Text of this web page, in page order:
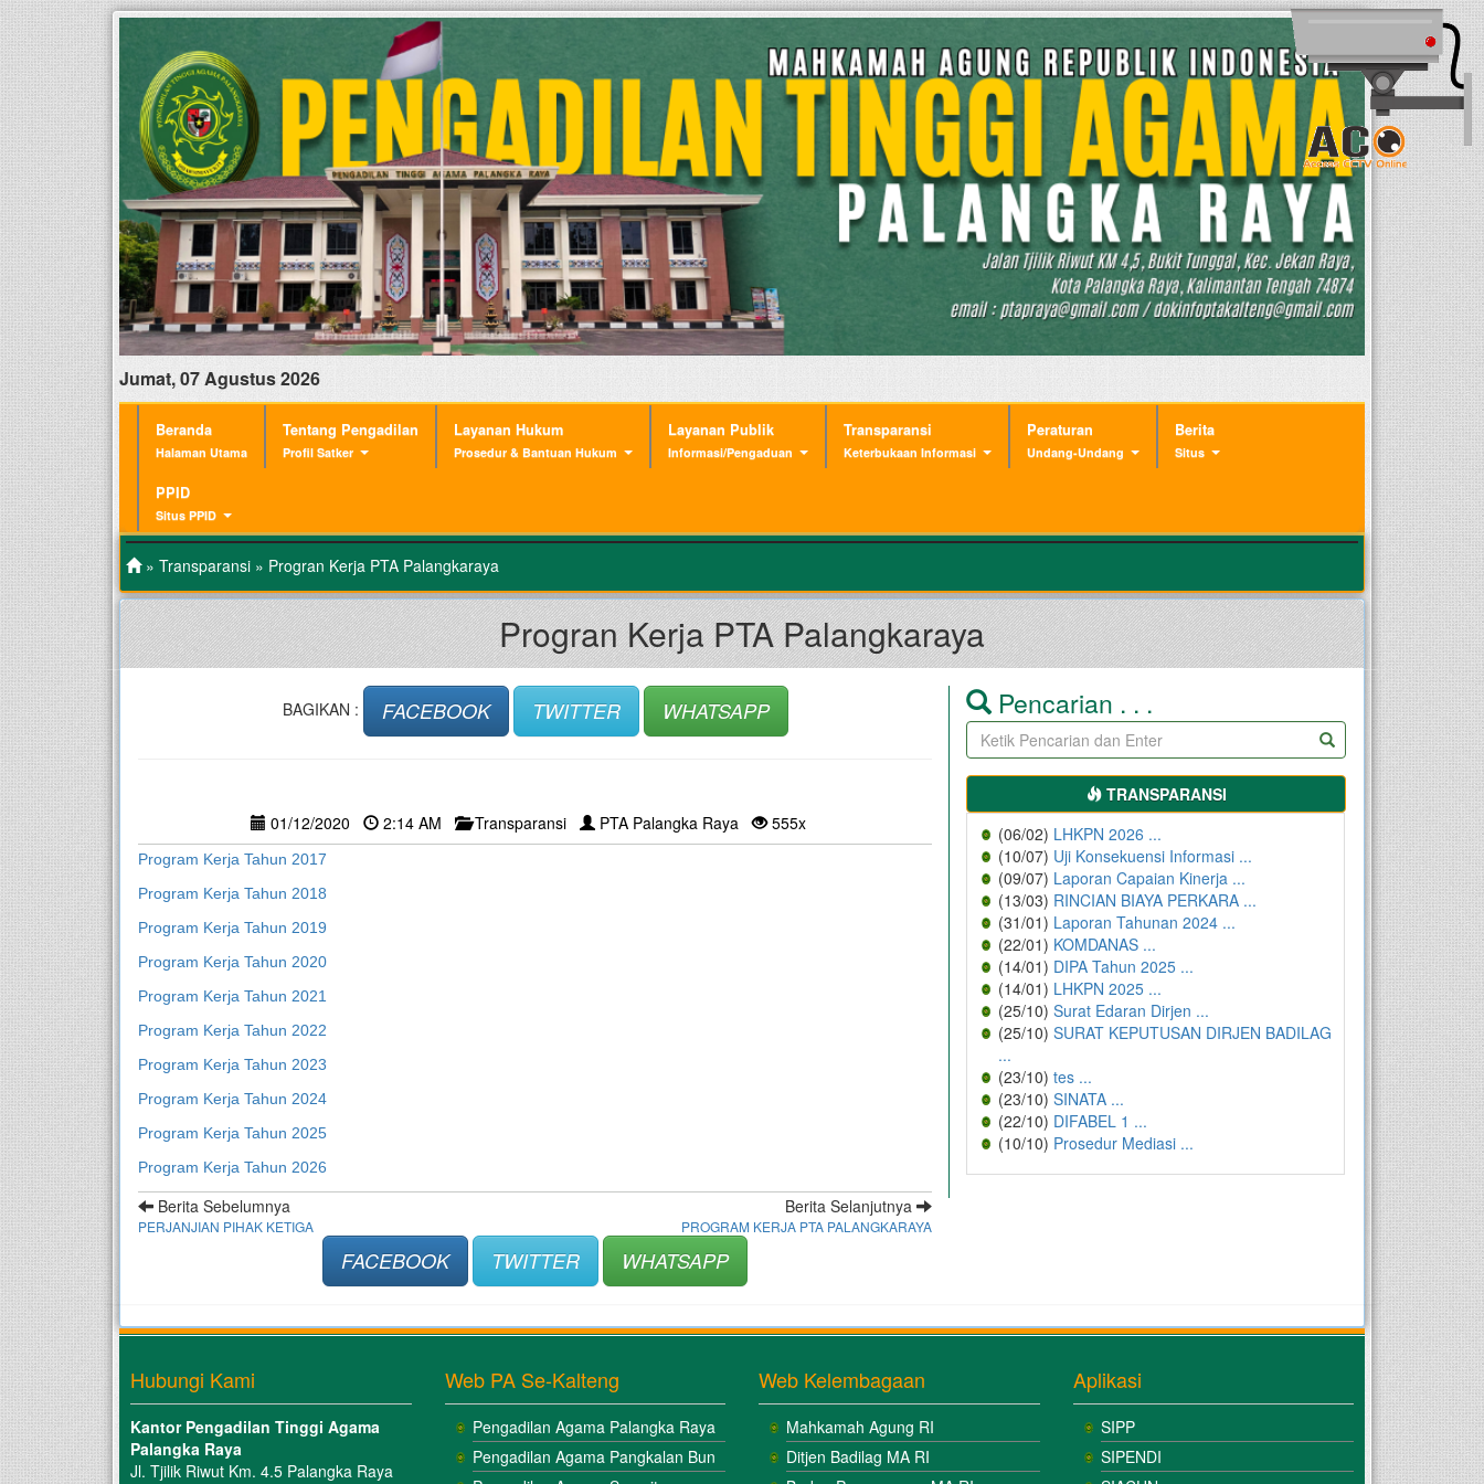
Jumat, 07 Agustus 2026
Beranda
Halaman Utama
Tentang Pengadilan
Profil Satker
Layanan Hukum
Prosedur & Bantuan Hukum
Layanan Publik
Informasi/Pengaduan
Transparansi
Keterbukaan Informasi
Peraturan
Undang-Undang
Berita
Situs
PPID
Situs PPID
» Transparansi » Progran Kerja PTA Palangkaraya
Progran Kerja PTA Palangkaraya
BAGIKAN : FACEBOOK TWITTER WHATSAPP
01/12/2020 2:14 AM Transparansi PTA Palangka Raya 555x
Program Kerja Tahun 2017
Program Kerja Tahun 2018
Program Kerja Tahun 2019
Program Kerja Tahun 2020
Program Kerja Tahun 2021
Program Kerja Tahun 2022
Program Kerja Tahun 2023
Program Kerja Tahun 2024
Program Kerja Tahun 2025
Program Kerja Tahun 2026
Berita Sebelumnya
PERJANJIAN PIHAK KETIGA
Berita Selanjutnya
PROGRAM KERJA PTA PALANGKARAYA
FACEBOOK TWITTER WHATSAPP
Pencarian . . .
TRANSPARANSI
(06/02) LHKPN 2026 ...
(10/07) Uji Konsekuensi Informasi ...
(09/07) Laporan Capaian Kinerja ...
(13/03) RINCIAN BIAYA PERKARA ...
(31/01) Laporan Tahunan 2024 ...
(22/01) KOMDANAS ...
(14/01) DIPA Tahun 2025 ...
(14/01) LHKPN 2025 ...
(25/10) Surat Edaran Dirjen ...
(25/10) SURAT KEPUTUSAN DIRJEN BADILAG
...
(23/10) tes ...
(23/10) SINATA ...
(22/10) DIFABEL 1 ...
(10/10) Prosedur Mediasi ...
Hubungi Kami
Kantor Pengadilan Tinggi Agama
Palangka Raya
Jl. Tjilik Riwut Km. 4.5 Palangka Raya
Web PA Se-Kalteng
Pengadilan Agama Palangka Raya
Pengadilan Agama Pangkalan Bun
Web Kelembagaan
Mahkamah Agung RI
Ditjen Badilag MA RI
Aplikasi
SIPP
SIPENDI